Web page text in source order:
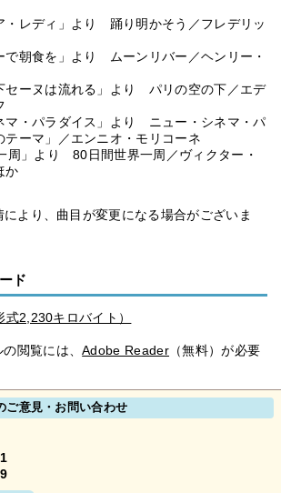
・レディ」より 踊り明かそう／フレデリッ
で朝食を」より ムーンリバー／ヘンリー・
セーヌは流れる」より パリの空の下／エデ
マ・パラダイス」より ニュー・シネマ・パ
テーマ」／エンニオ・モリコーネ
周」より 80日間世界一周／ヴィクター・
より、曲目が変更になる場合がございま
ド
2,230キロバイト）
の閲覧には、Adobe Reader （無料）が必要
ご意見・お問い合わせ